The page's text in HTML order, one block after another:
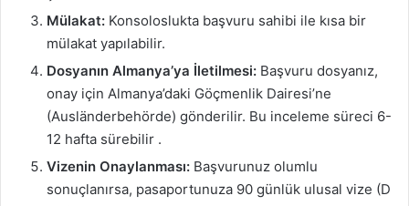
Mülakat: Konsoloslukta başvuru sahibi ile kısa bir
mülakat yapılabilir.
Dosyanın Almanya’ya İletilmesi: Başvuru dosyanız,
onay için Almanya’daki Göçmenlik Dairesi’ne
(Ausländerbehörde) gönderilir. Bu inceleme süreci 6-
12 hafta sürebilir .
Vizenin Onaylanması: Başvurunuz olumlu
sonuçlanırsa, pasaportunuza 90 günlük ulusal vize (D